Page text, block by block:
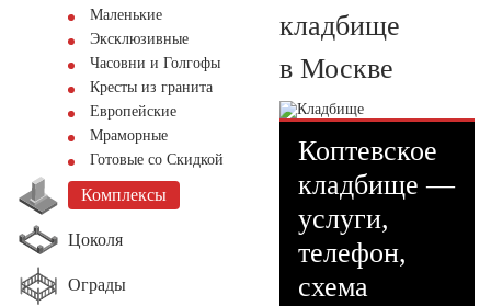
Маленькие
Эксклюзивные
Часовни и Голгофы
Кресты из гранита
Европейские
Мраморные
Готовые со Скидкой
Комплексы
Цоколя
Ограды
кладбище
в Москве
Коптевское
кладбище —
услуги,
телефон,
схема